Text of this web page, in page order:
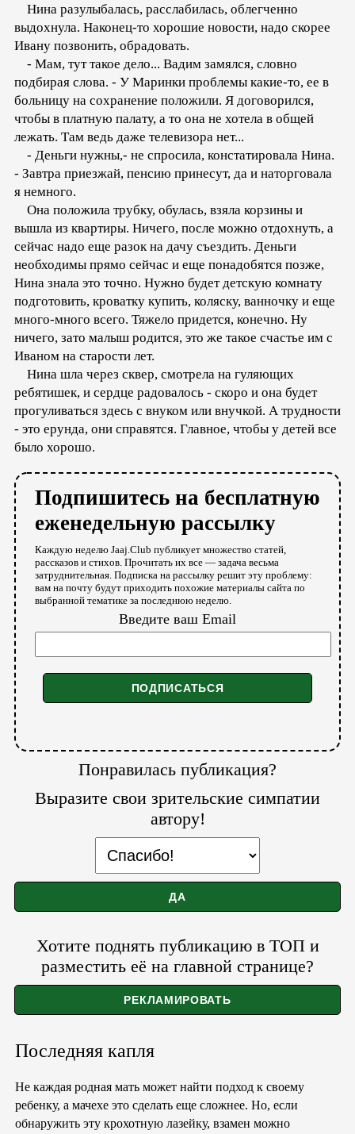
Нина разулыбалась, расслабилась, облегченно
выдохнула. Наконец-то хорошие новости, надо скорее
Ивану позвонить, обрадовать.
- Мам, тут такое дело... Вадим замялся, словно
подбирая слова. - У Маринки проблемы какие-то, ее в
больницу на сохранение положили. Я договорился,
чтобы в платную палату, а то она не хотела в общей
лежать. Там ведь даже телевизора нет...
- Деньги нужны,- не спросила, констатировала Нина.
- Завтра приезжай, пенсию принесут, да и наторговала
я немного.
Она положила трубку, обулась, взяла корзины и
вышла из квартиры. Ничего, после можно отдохнуть, а
сейчас надо еще разок на дачу съездить. Деньги
необходимы прямо сейчас и еще понадобятся позже,
Нина знала это точно. Нужно будет детскую комнату
подготовить, кроватку купить, коляску, ванночку и еще
много-много всего. Тяжело придется, конечно. Ну
ничего, зато малыш родится, это же такое счастье им с
Иваном на старости лет.
Нина шла через сквер, смотрела на гуляющих
ребятишек, и сердце радовалось - скоро и она будет
прогуливаться здесь с внуком или внучкой. А трудности
- это ерунда, они справятся. Главное, чтобы у детей все
было хорошо.
Подпишитесь на бесплатную
еженедельную рассылку
Каждую неделю Jaaj.Club публикует множество статей,
рассказов и стихов. Прочитать их все — задача весьма
затруднительная. Подписка на рассылку решит эту проблему:
вам на почту будут приходить похожие материалы сайта по
выбранной тематике за последнюю неделю.
Введите ваш Email
Понравилась публикация?
Выразите свои зрительские симпатии
автору!
Хотите поднять публикацию в ТОП и
разместить её на главной странице?
Последняя капля
Не каждая родная мать может найти подход к своему
ребенку, а мачехе это сделать еще сложнее. Но, если
обнаружить эту крохотную лазейку, взамен можно